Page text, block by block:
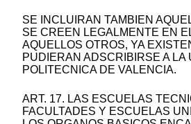
SE INCLUIRAN TAMBIEN
SE CREEN LEGALMENTE EN
AQUELLOS OTROS, YA
PUDIERAN ADSCRIBIRSE A LA
POLITECNICA DE VALENCIA.
ART. 17. LAS ESCUELAS
FACULTADES Y ESCUELAS